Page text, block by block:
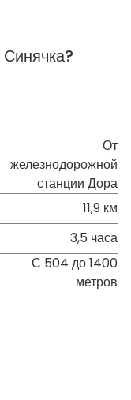
От
железнодорожной
станции Дора
11,9 км
3,5 часа
С 504 до 1400
метров